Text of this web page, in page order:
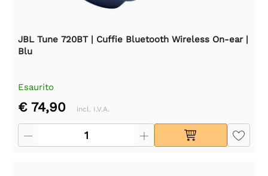
JBL Tune 720BT | Cuffie Bluetooth Wireless On-ear |
Blu
Esaurito
€ 74,90 incl. I.V.A.